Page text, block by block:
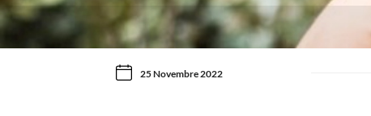
25 Novembre 2022